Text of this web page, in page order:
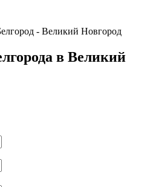
- Великий Новгород
в Великий